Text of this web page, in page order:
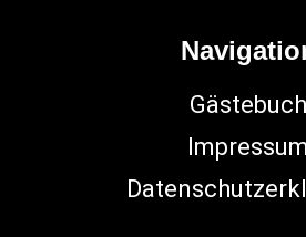
Gästebuch
Impressum